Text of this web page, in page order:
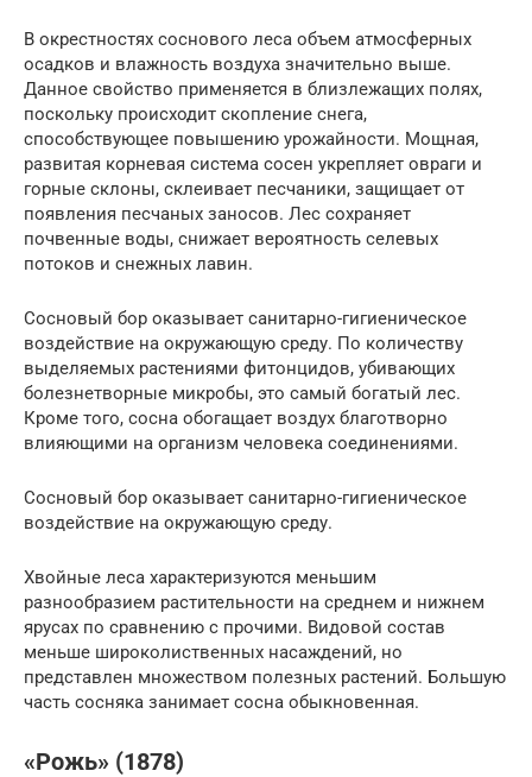
В окрестностях соснового леса объем атмосферных
осадков и влажность воздуха значительно выше.
Данное свойство применяется в близлежащих полях,
поскольку происходит скопление снега,
способствующее повышению урожайности. Мощная,
развитая корневая система сосен укрепляет овраги и
горные склоны, склеивает песчаники, защищает от
появления песчаных заносов. Лес сохраняет
почвенные воды, снижает вероятность селевых
потоков и снежных лавин.
Сосновый бор оказывает санитарно-гигиеническое
воздействие на окружающую среду. По количеству
выделяемых растениями фитонцидов, убивающих
болезнетворные микробы, это самый богатый лес.
Кроме того, сосна обогащает воздух благотворно
влияющими на организм человека соединениями.
Сосновый бор оказывает санитарно-гигиеническое
воздействие на окружающую среду.
Хвойные леса характеризуются меньшим
разнообразием растительности на среднем и нижнем
ярусах по сравнению с прочими. Видовой состав
меньше широколиственных насаждений, но
представлен множеством полезных растений. Большую
часть сосняка занимает сосна обыкновенная.
«Рожь» (1878)